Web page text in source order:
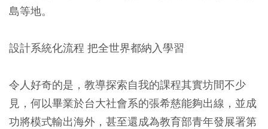
島等地。
設計系統化流程 把全世界都納入學習
令人好奇的是，教導探索自我的課程其實坊間不少
見，何以畢業於台大社會系的張希慈能夠出線，並成
功將模式輸出海外，甚至還成為教育部青年發展署第